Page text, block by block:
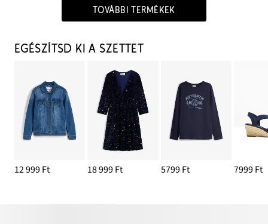
TOVÁBBI TERMÉKEK
EGÉSZÍTSD KI A SZETTET
12 999 Ft 18 999 Ft 5799 Ft 7999 Ft